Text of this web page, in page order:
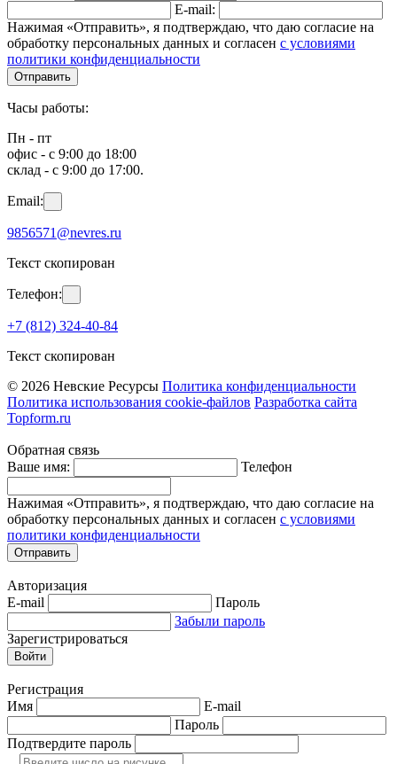
E-mail:
Нажимая «Отправить», я подтверждаю, что даю согласие на
обработку персональных данных и согласен с условиями
политики конфиденциальности
Отправить
Часы работы:
Пн - пт
офис - с 9:00 до 18:00
склад - с 9:00 до 17:00.
Email:
9856571@nevres.ru
Текст скопирован
Телефон:
+7 (812) 324-40-84
Текст скопирован
© 2026 Невские Ресурсы Политика конфиденциальности
Политика использования cookie-файлов Разработка сайта
Topform.ru
Обратная связь
Ваше имя:
Телефон
Нажимая «Отправить», я подтверждаю, что даю согласие на
обработку персональных данных и согласен с условиями
политики конфиденциальности
Отправить
Авторизация
E-mail
Пароль
Забыли пароль
Зарегистрироваться
Войти
Регистрация
Имя
E-mail
Пароль
Подтвердите пароль